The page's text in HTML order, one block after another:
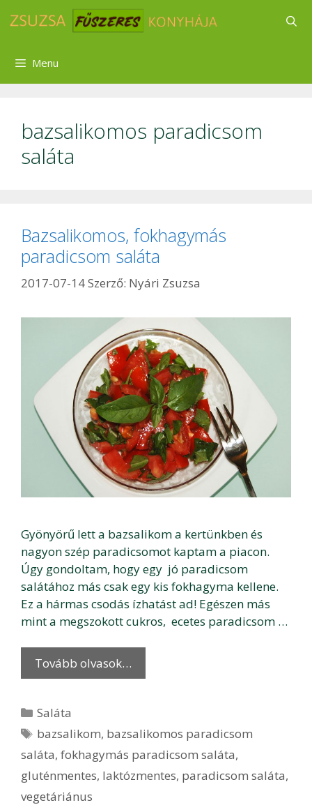
Menu
bazsalikomos paradicsom
saláta
Bazsalikomos, fokhagymás
paradicsom saláta
2017-07-14Szerző: Nyári Zsuzsa
Gyönyörű lett a bazsalikom a kertünkben és
nagyon szép paradicsomot kaptam a piacon.
Úgy gondoltam, hogy egy jó paradicsom
salátához más csak egy kis fokhagyma kellene.
Ez a hármas csodás ízhatást ad! Egészen más
mint a megszokott cukros, ecetes paradicsom …
Tovább olvasok…
Kategória
Saláta
Címkék
bazsalikom, bazsalikomos paradicsom
saláta, fokhagymás paradicsom saláta,
gluténmentes, laktózmentes, paradicsom saláta,
vegetáriánus